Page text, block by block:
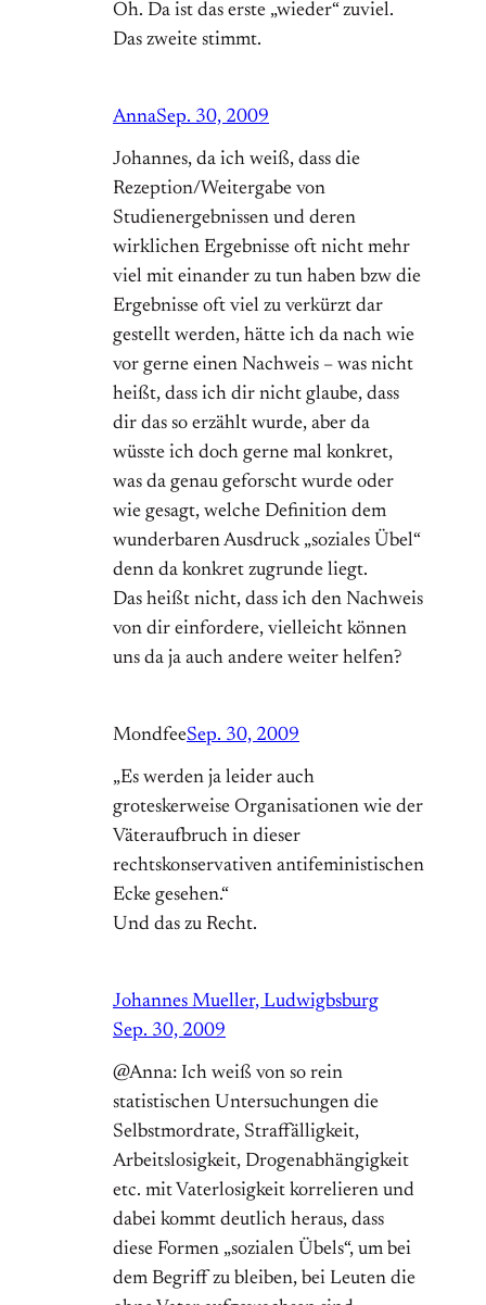
Oh. Da ist das erste „wieder“ zuviel.
Das zweite stimmt.
AnnaSep. 30, 2009
Johannes, da ich weiß, dass die
Rezeption/Weitergabe von
Studienergebnissen und deren
wirklichen Ergebnisse oft nicht mehr
viel mit einander zu tun haben bzw die
Ergebnisse oft viel zu verkürzt dar
gestellt werden, hätte ich da nach wie
vor gerne einen Nachweis – was nicht
heißt, dass ich dir nicht glaube, dass
dir das so erzählt wurde, aber da
wüsste ich doch gerne mal konkret,
was da genau geforscht wurde oder
wie gesagt, welche Definition dem
wunderbaren Ausdruck „soziales Übel“
denn da konkret zugrunde liegt.
Das heißt nicht, dass ich den Nachweis
von dir einfordere, vielleicht können
uns da ja auch andere weiter helfen?
MondfeeSep. 30, 2009
„Es werden ja leider auch
groteskerweise Organisationen wie der
Väteraufbruch in dieser
rechtskonservativen antifeministischen
Ecke gesehen.“
Und das zu Recht.
Johannes Mueller, Ludwigbsburg
Sep. 30, 2009
@Anna: Ich weiß von so rein
statistischen Untersuchungen die
Selbstmordrate, Straffälligkeit,
Arbeitslosigkeit, Drogenabhängigkeit
etc. mit Vaterlosigkeit korrelieren und
dabei kommt deutlich heraus, dass
diese Formen „sozialen Übels“, um bei
dem Begriff zu bleiben, bei Leuten die